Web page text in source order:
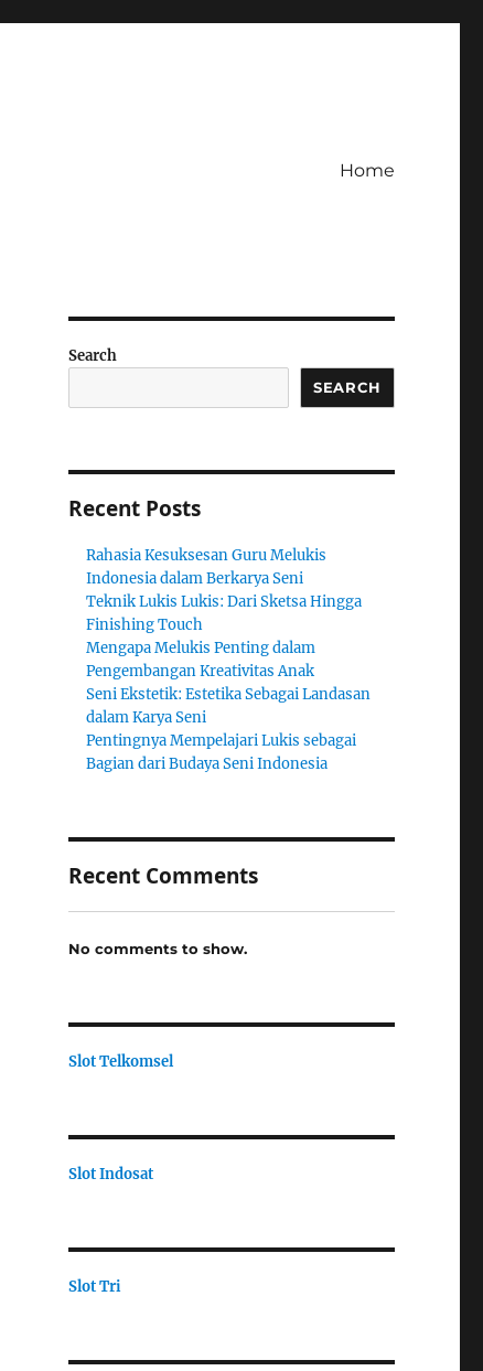
Home
Search
SEARCH
Recent Posts
Rahasia Kesuksesan Guru Melukis
Indonesia dalam Berkarya Seni
Teknik Lukis Lukis: Dari Sketsa Hingga
Finishing Touch
Mengapa Melukis Penting dalam
Pengembangan Kreativitas Anak
Seni Ekstetik: Estetika Sebagai Landasan
dalam Karya Seni
Pentingnya Mempelajari Lukis sebagai
Bagian dari Budaya Seni Indonesia
Recent Comments
No comments to show.
Slot Telkomsel
Slot Indosat
Slot Tri